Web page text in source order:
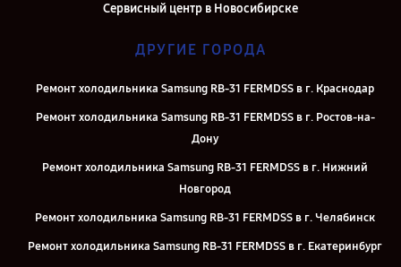
Сервисный центр в Новосибирске
ДРУГИЕ ГОРОДА
Ремонт холодильника Samsung RB-31 FERMDSS в г. Краснодар
Ремонт холодильника Samsung RB-31 FERMDSS в г. Ростов-на-
Дону
Ремонт холодильника Samsung RB-31 FERMDSS в г. Нижний
Новгород
Ремонт холодильника Samsung RB-31 FERMDSS в г. Челябинск
Ремонт холодильника Samsung RB-31 FERMDSS в г. Екатеринбург